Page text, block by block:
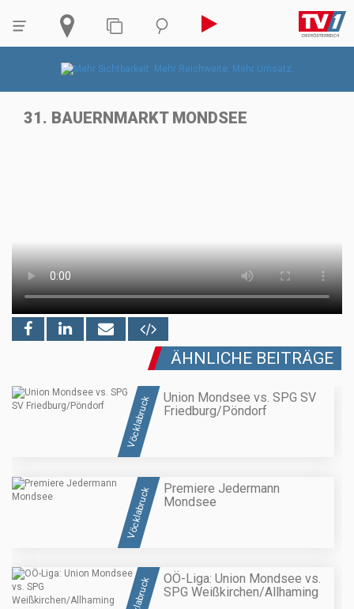
31. BAUERNMARKT MONDSEE
ÄHNLICHE BEITRÄGE
Vöcklabruck
Union Mondsee vs. SPG SV
Friedburg/Pöndorf
Vöcklabruck
Premiere Jedermann
Mondsee
OÖ-Liga: Union Mondsee vs.
SPG Weißkirchen/Allhaming